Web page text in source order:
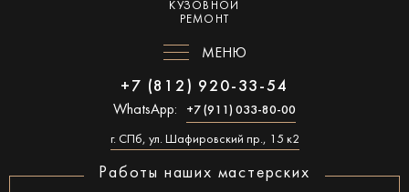
КУЗОВНОЙ
РЕМОНТ
МЕНЮ
+7 (812) 920-33-54
WhatsApp: +7 (911) 033-80-00
г. СПб, ул. Шафировский пр., 15 к2
Работы наших мастерских